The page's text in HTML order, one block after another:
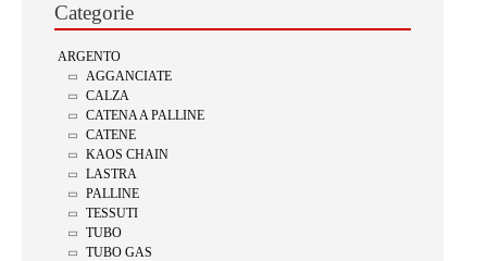
Categorie
ARGENTO
AGGANCIATE
CALZA
CATENA A PALLINE
CATENE
KAOS CHAIN
LASTRA
PALLINE
TESSUTI
TUBO
TUBO GAS